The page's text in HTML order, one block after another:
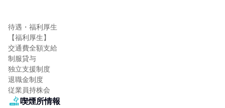
待遇・福利厚生
【福利厚生】
交通費全額支給
制服貸与
独立支援制度
退職金制度
従業員持株会
喫煙所情報